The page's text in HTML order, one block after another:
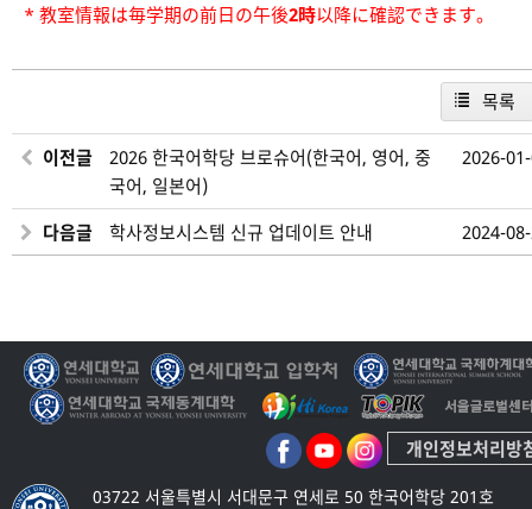
* 教室情報は毎学期の前日の午後2時以降に確認できます。
목록
이전글
2026 한국어학당 브로슈어(한국어, 영어, 중
국어, 일본어)
2026-
다음글 학사정보시스템 신규 업데이트 안내 2024-
03722 서울특별시 서대문구 연세로 50 한국어학당 201호
개인정보처리방